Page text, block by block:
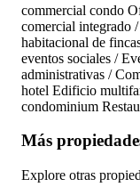
commercial condo
comercial integrado
habitacional de
eventos sociales /
administrativas /
hotel Edificio
condominium
Más
Explore otras